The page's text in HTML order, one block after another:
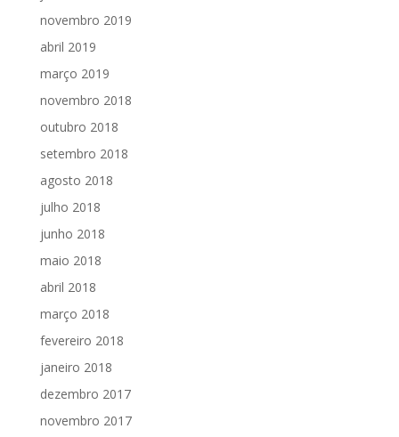
novembro 2019
abril 2019
março 2019
novembro 2018
outubro 2018
setembro 2018
agosto 2018
julho 2018
junho 2018
maio 2018
abril 2018
março 2018
fevereiro 2018
janeiro 2018
dezembro 2017
novembro 2017